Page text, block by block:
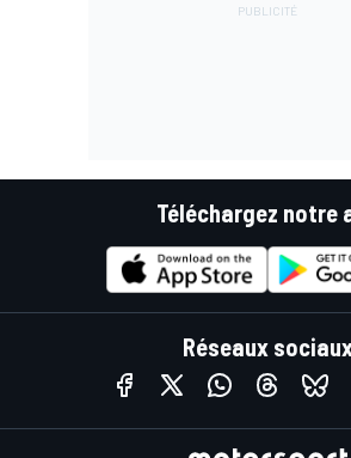
Téléchargez notre
Réseaux